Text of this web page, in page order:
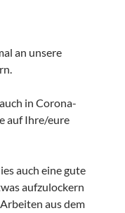
an unsere
in Corona-
auf Ihre/eure
auch eine gute
aufzulockern
aus dem